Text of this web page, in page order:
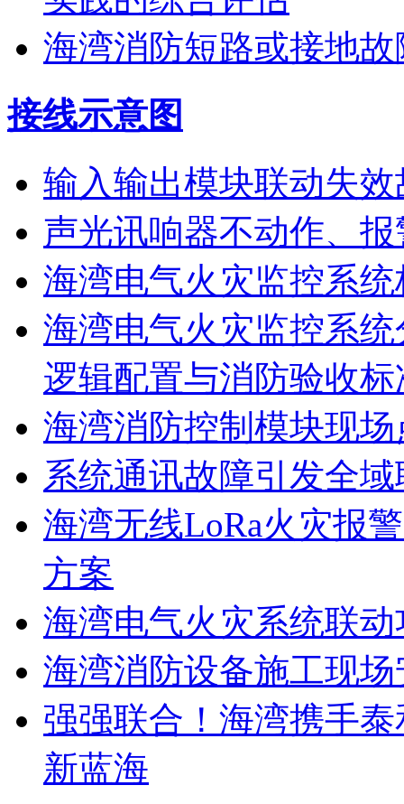
海湾消防短路或接地
接线示意图
输入输出模块联动失效
声光讯响器不动作、
海湾电气火灾监控系
海湾电气火灾监控系
逻辑配置与消防验收标
海湾消防控制模块现
系统通讯故障引发全
海湾无线LoRa火灾报
方案
海湾电气火灾系统联
海湾消防设备施工现
强强联合！海湾携手
新蓝海